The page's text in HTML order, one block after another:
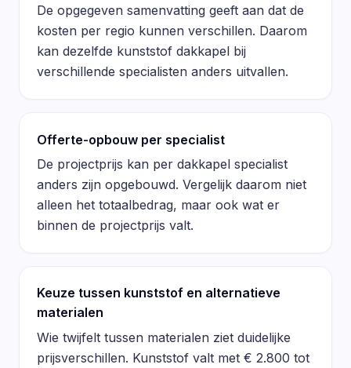
De opgegeven samenvatting geeft aan dat de
kosten per regio kunnen verschillen. Daarom
kan dezelfde kunststof dakkapel bij
verschillende specialisten anders uitvallen.
Offerte-opbouw per specialist
De projectprijs kan per dakkapel specialist
anders zijn opgebouwd. Vergelijk daarom niet
alleen het totaalbedrag, maar ook wat er
binnen de projectprijs valt.
Keuze tussen kunststof en alternatieve
materialen
Wie twijfelt tussen materialen ziet duidelijke
prijsverschillen. Kunststof valt met € 2.800 tot